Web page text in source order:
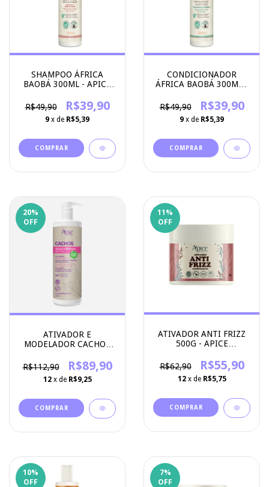
SHAMPOO ÁFRICA
BAOBÁ 300ML - APICE
R$49,90
R$39,90
9 x de R$5,39
CONDICIONADOR
ÁFRICA BAOBÁ 300ML -
R$49,90
R$39,90
9 x de R$5,39
20%
OFF
ATIVADOR E
MODELADOR CACHOS
R$112,90
R$89,90
12 x de R$9,25
11 %
OFF
ATIVADOR ANTI FRIZZ
500G - APICE
R$62,90
R$55,90
12 x de R$5,75
10%
OFF
7%
OFF